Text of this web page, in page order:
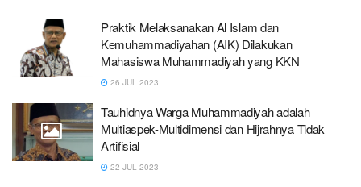
Praktik Melaksanakan Al Islam dan
Kemuhammadiyahan (AIK) Dilakukan
Mahasiswa Muhammadiyah yang KKN
26 JUL 2023
Tauhidnya Warga Muhammadiyah adalah
Multiaspek-Multidimensi dan Hijrahnya Tidak
Artifisial
22 JUL 2023